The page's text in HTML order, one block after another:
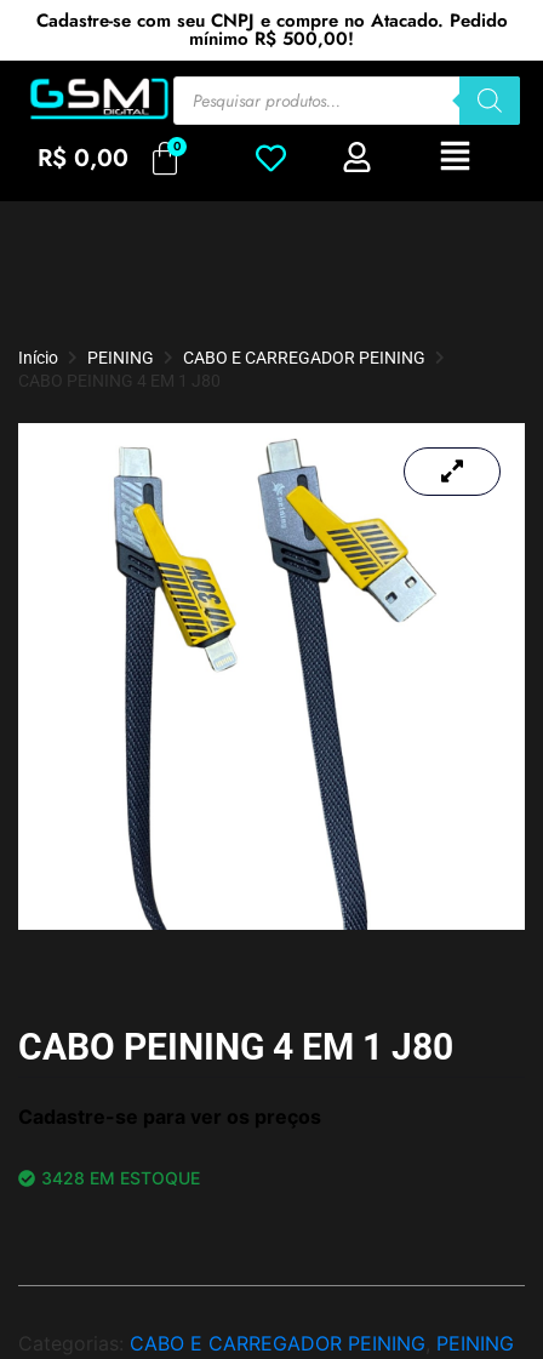
Cadastre-se com seu CNPJ e compre no Atacado. Pedido
mínimo R$ 500,00!
R$ 0,00
Início PEINING
CABO E CARREGADOR PEINING
CABO PEINING 4 EM 1 J80
CABO PEINING 4 EM 1 J80
Cadastre-se para ver os preços
3428 EM ESTOQUE
Categorias: CABO E CARREGADOR PEINING PEINING